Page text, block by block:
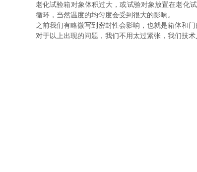
老化试验箱对象体积过大，或试验对象放置在老化
循环，当然温度的均匀度会受到很大的影响。
之前我们有略微写到密封性会影响，也就是箱体和
对于以上出现的问题，我们不用太过紧张，我们技